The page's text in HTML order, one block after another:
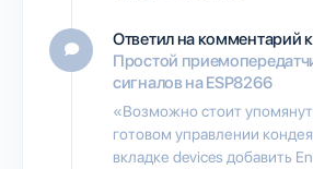
Ответил на комментарий к
Простой
сигналов на ESP8266
«Возможно стоит
готовом управлении
вкладке devices добавить